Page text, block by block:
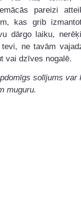
pareizi
kas grib
dārgo laiku,
ne tavām
vai dzīves nogalē.
solījums var
muguru.